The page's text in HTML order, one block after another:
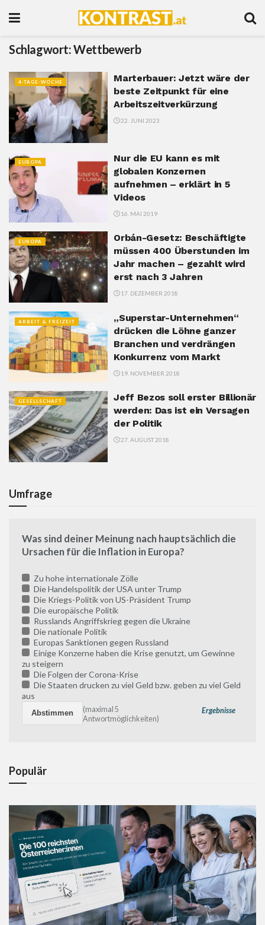
Schlagwort:Wettbewerb
4-TAGE-WOCHE
Marterbauer: Jetzt wäre der
beste Zeitpunkt für eine
Arbeitszeitverkürzung
22. JUNI 2023
EUROPA
Nur die EU kann es mit
globalen Konzernen
aufnehmen – erklärt in 5
Videos
16. MAI 2019
EUROPA
Orbán-Gesetz: Beschäftigte
müssen 400 Überstunden im
Jahr machen – gezahlt wird
erst nach 3 Jahren
17. DEZEMBER 2018
ARBEIT & FREIZEIT
„Superstar-Unternehmen“
drücken die Löhne ganzer
Branchen und verdrängen
Konkurrenz vom Markt
19. NOVEMBER 2018
GESELLSCHAFT
Jeff Bezos soll erster Billionär
werden: Das ist ein Versagen
der Politik
27. AUGUST 2018
Umfrage
Was sind deiner Meinung nach hauptsächlich die
Ursachen für die Inflation in Europa?
Zu hohe internationale Zölle
Die Handelspolitik der USA unter Trump
Die Kriegs-Politik von US-Präsident Trump
Die europäische Politik
Russlands Angriffskrieg gegen die Ukraine
Die nationale Politik
Europas Sanktionen gegen Russland
Einige Konzerne haben die Krise genutzt, um Gewinne
zu steigern
Die Folgen der Corona-Krise
Die Staaten drucken zu viel Geld bzw. geben zu viel Geld
aus
Ergebnisse
(maximal 5
Antwortmöglichkeiten)
Populär